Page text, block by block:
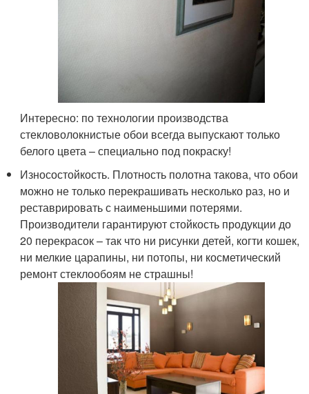
Интересно: по технологии производства
стекловолокнистые обои всегда выпускают только
белого цвета – специально под покраску!
Износостойкость. Плотность полотна такова, что обои
можно не только перекрашивать несколько раз, но и
реставрировать с наименьшими потерями.
Производители гарантируют стойкость продукции до
20 перекрасок – так что ни рисунки детей, когти кошек,
ни мелкие царапины, ни потопы, ни косметический
ремонт стеклообоям не страшны!